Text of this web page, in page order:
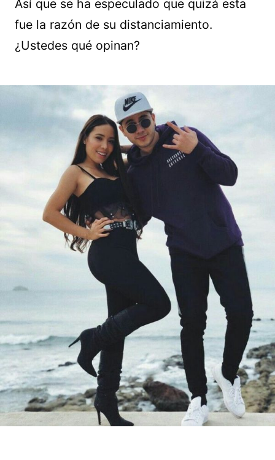
Así que se ha especulado que quizá esta
fue la razón de su distanciamiento.
¿Ustedes qué opinan?